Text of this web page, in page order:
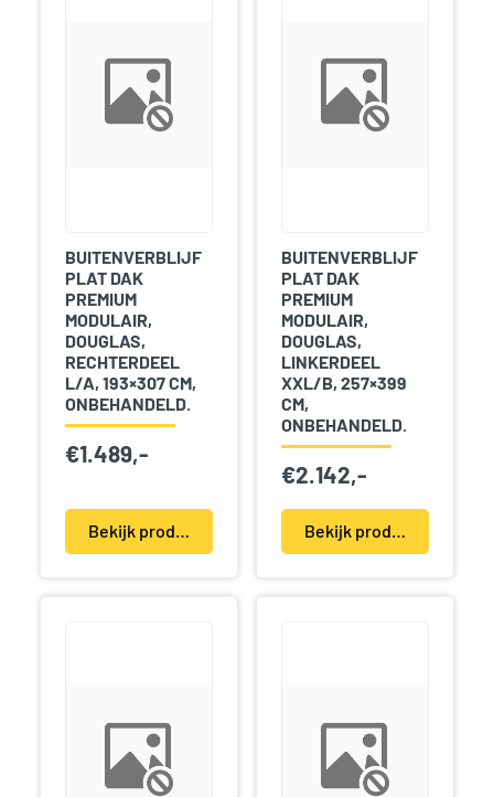
BUITENVERBLIJF
PLAT DAK
PREMIUM
MODULAIR,
DOUGLAS,
RECHTERDEEL
L/A, 193×307 CM,
ONBEHANDELD.
€1.489,-
Bekijk product(en)
BUITENVERBLIJF
PLAT DAK
PREMIUM
MODULAIR,
DOUGLAS,
LINKERDEEL
XXL/B, 257×399
CM,
ONBEHANDELD.
€2.142,-
Bekijk product(en)